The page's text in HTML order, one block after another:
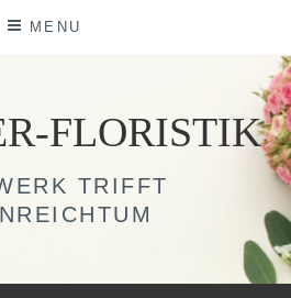
MENU
FLORISTIK
TRIFFT